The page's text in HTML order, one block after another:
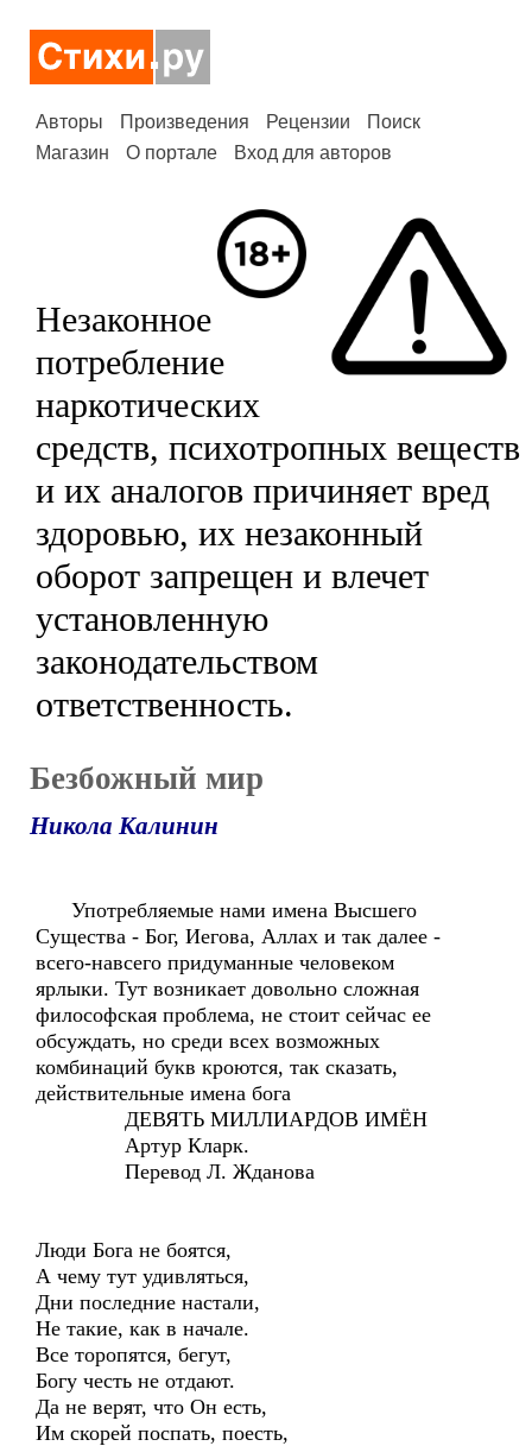
Авторы Произведения Рецензии
Поиск
Магазин
О портале Вход для авторов
Незаконное
потребление
наркотических
средств, психотропных веществ
и их аналогов причиняет вред
здоровью, их незаконный
оборот запрещен и влечет
установленную
законодательством
ответственность.
Безбожный мир
Никола Калинин
Употребляемые нами имена Высшего
Существа - Бог, Иегова, Аллах и так далее -
всего-навсего придуманные человеком
ярлыки. Тут возникает довольно сложная
философская проблема, не стоит сейчас ее
обсуждать, но среди всех возможных
комбинаций букв кроются, так сказать,
действительные имена бога
ДЕВЯТЬ МИЛЛИАРДОВ ИМЁН
Артур Кларк.
Перевод Л. Жданова
Люди Бога не боятся,
А чему тут удивляться,
Дни последние настали,
Не такие, как в начале.
Все торопятся, бегут,
Богу честь не отдают.
Да не верят, что Он есть,
Им скорей поспать, поесть,